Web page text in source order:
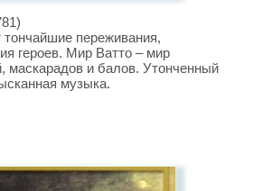
тончайшие переживания,
героев. Мир Ватто – мир
маскарадов и балов. Утонченный
музыка.